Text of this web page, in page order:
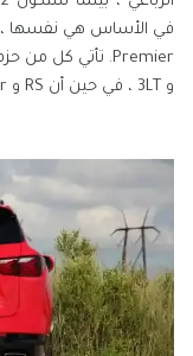
و 3LT ، في حين أن RS و Premier يحصلان على Hitch View إضافي.